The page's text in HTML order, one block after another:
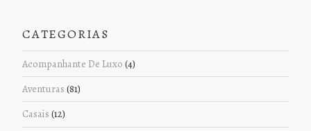
CATEGORIAS
Acompanhante De Luxo (4)
Aventuras (81)
Casais (12)